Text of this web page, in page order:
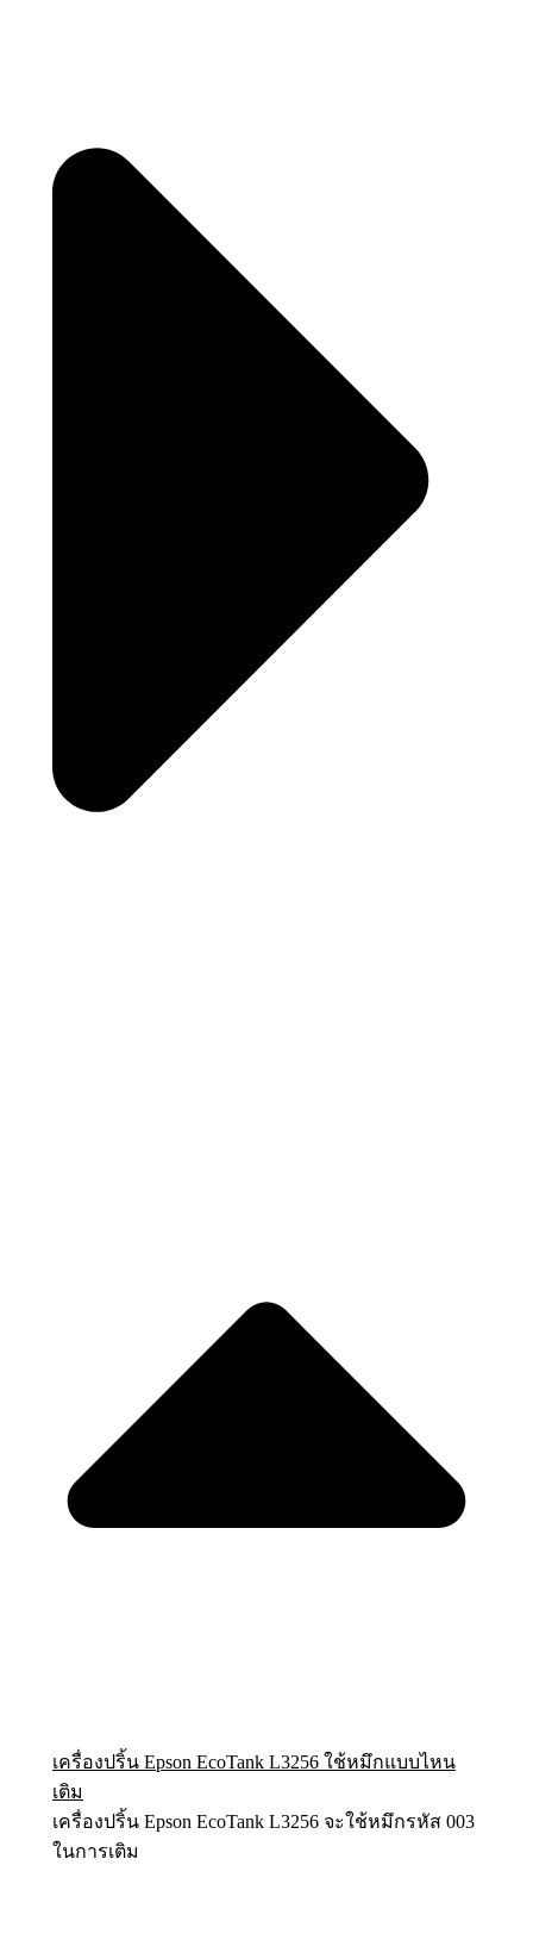
เครื่องปริ้น Epson EcoTank L3256 ใช้หมึกแบบไหน
เติม
เครื่องปริ้น Epson EcoTank L3256 จะใช้หมึกรหัส 003
ในการเติม